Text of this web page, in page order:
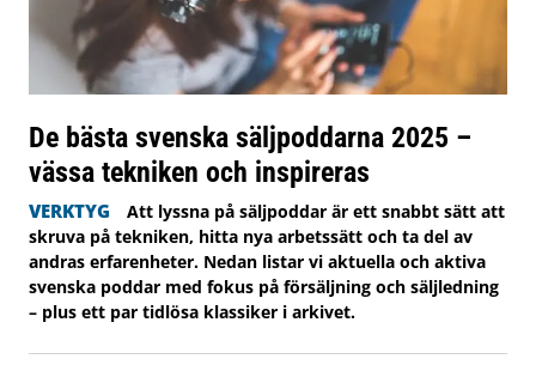
De bästa svenska säljpoddarna 2025 –
vässa tekniken och inspireras
VERKTYG
Att lyssna på säljpoddar är ett snabbt sätt att
skruva på tekniken, hitta nya arbetssätt och ta del av
andras erfarenheter. Nedan listar vi aktuella och aktiva
svenska poddar med fokus på försäljning och säljledning
– plus ett par tidlösa klassiker i arkivet.